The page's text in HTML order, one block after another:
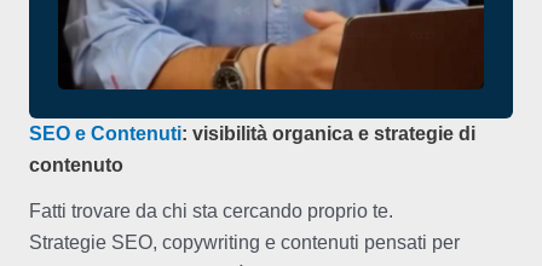
SEO e Contenuti: visibilità organica e strategie di
contenuto
Fatti trovare da chi sta cercando proprio te.
Strategie SEO, copywriting e contenuti pensati per